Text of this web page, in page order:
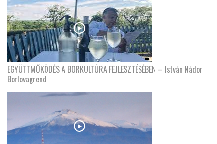
EGYÜTTMŰKÖDÉS A BORKULTÚRA FEJLESZTÉSÉBEN – István Nádor
Borlovagrend